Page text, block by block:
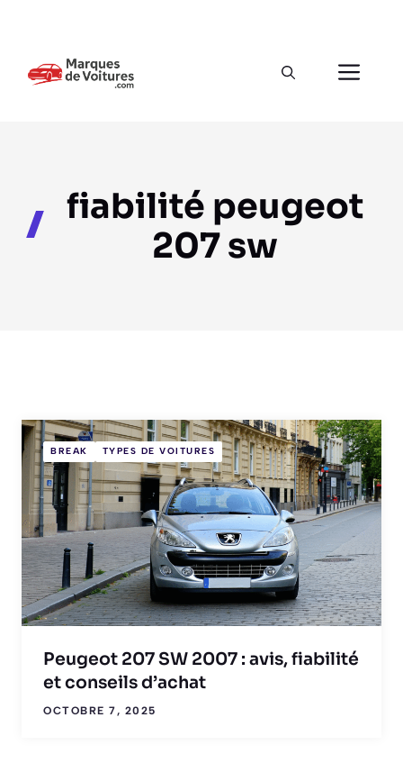
contenu
fiabilité peugeot
207 sw
BREAK TYPES DE VOITURES
Peugeot 207 SW 2007 : avis, fiabilité
et conseils d’achat
OCTOBRE 7, 2025